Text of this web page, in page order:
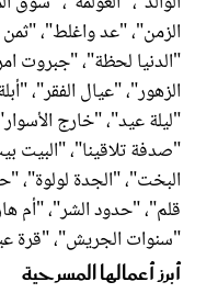
الزمن"، "عد واغلط"،
"الدنيا لحظة"، "جبروت
الزهور"، "عيال الفقر"،
"ليلة عيد"، "خارج
"صدفة تلاقينا"، "البيت
البخت"، "الجدة لولوة"،
قلم"، "حدود الشر"، "أم
"سنوات الجريش"، "قرة
أبرز أعمالها المسرحية